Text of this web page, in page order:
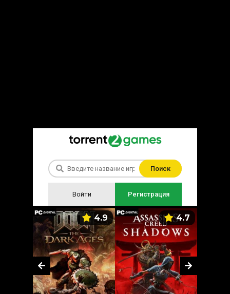
Поиск
Войти Регистрация
4.9 4.7